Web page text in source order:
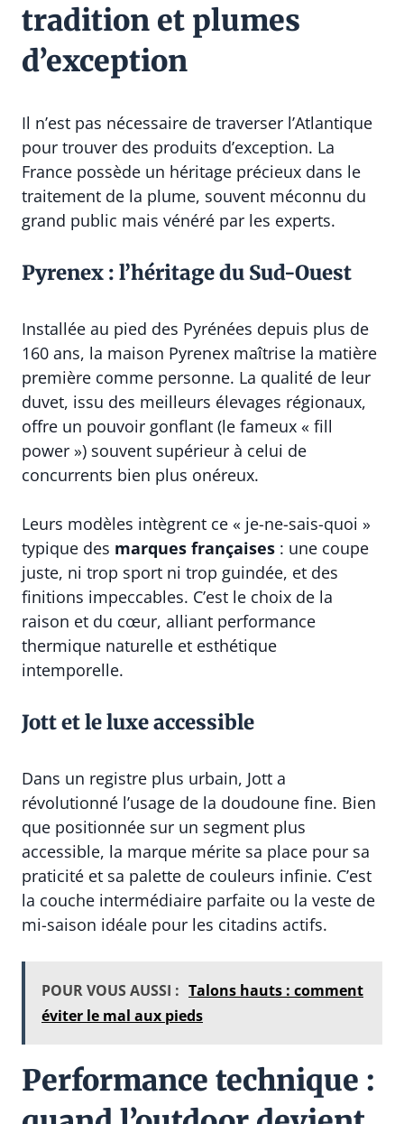
tradition et plumes
d’exception
Il n’est pas nécessaire de traverser l’Atlantique
pour trouver des produits d’exception. La
France possède un héritage précieux dans le
traitement de la plume, souvent méconnu du
grand public mais vénéré par les experts.
Pyrenex : l’héritage du Sud-Ouest
Installée au pied des Pyrénées depuis plus de
160 ans, la maison Pyrenex maîtrise la matière
première comme personne. La qualité de leur
duvet, issu des meilleurs élevages régionaux,
offre un pouvoir gonflant (le fameux « fill
power ») souvent supérieur à celui de
concurrents bien plus onéreux.
Leurs modèles intègrent ce « je-ne-sais-quoi »
typique des marques françaises : une coupe
juste, ni trop sport ni trop guindée, et des
finitions impeccables. C’est le choix de la
raison et du cœur, alliant performance
thermique naturelle et esthétique
intemporelle.
Jott et le luxe accessible
Dans un registre plus urbain, Jott a
révolutionné l’usage de la doudoune fine. Bien
que positionnée sur un segment plus
accessible, la marque mérite sa place pour sa
praticité et sa palette de couleurs infinie. C’est
la couche intermédiaire parfaite ou la veste de
mi-saison idéale pour les citadins actifs.
POUR VOUS AUSSI : Talons hauts : comment
éviter le mal aux pieds
Performance technique :